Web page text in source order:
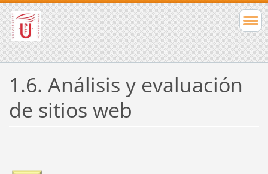
1.6. Análisis y evaluación
de sitios web